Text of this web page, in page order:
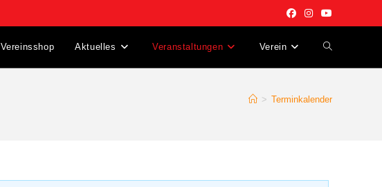
Vereinsshop Aktuelles Veranstaltungen Verein
> Terminkalender